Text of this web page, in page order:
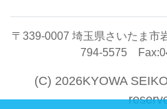
〒339-0007 埼玉県さいたま
794-5575
(C) 2026KYOWA